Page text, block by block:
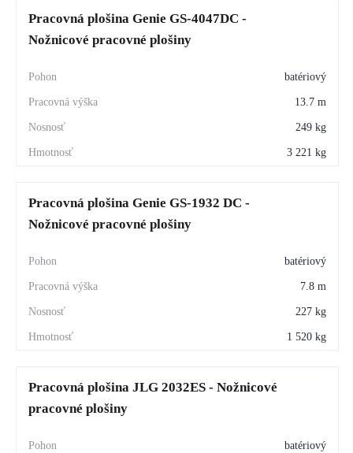
Pracovná plošina Genie GS-4047DC -
Nožnicové pracovné plošiny
batériový
13.7 m
249 kg
3 221 kg
Pracovná plošina Genie GS-1932 DC -
Nožnicové pracovné plošiny
batériový
7.8 m
227 kg
1 520 kg
Pracovná plošina JLG 2032ES - Nožnicové
pracovné plošiny
batériový